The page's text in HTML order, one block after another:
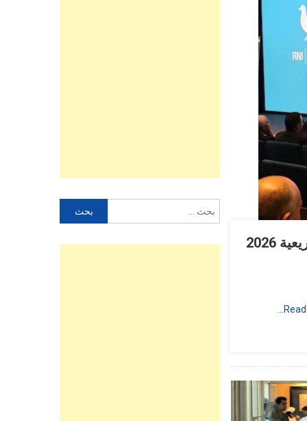
حزب التجمع الوطني للأحرار يكشف لوائح مرشحيه للانتخابات التشريعية 2026
Read
عن: